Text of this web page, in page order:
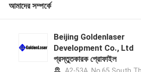
আমাদের সম্পর্কে
Beijing Goldenlaser
Development Co., Ltd
প্রস্তুতকারক প্রোফাইল